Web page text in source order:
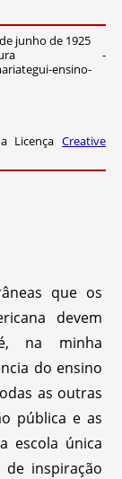
junho de 1925
-
ensino-
LicençaCreative
que os
devem
na minha
do ensino
as outras
pública e as
escola única
inspiração